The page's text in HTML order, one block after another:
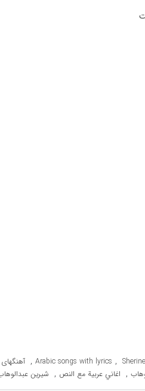
Arabic songs with lyrics ,
,
, اغاني عربية مع النص , شیرین